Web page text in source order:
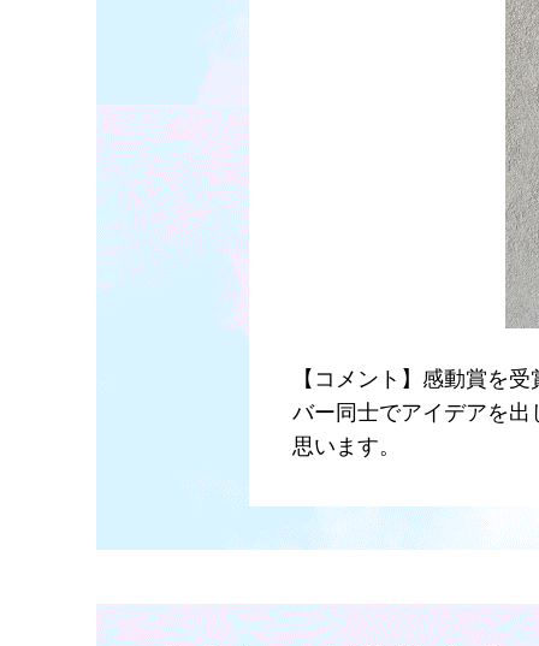
【コメント】感動賞を
バー同士でアイデアを
思います。